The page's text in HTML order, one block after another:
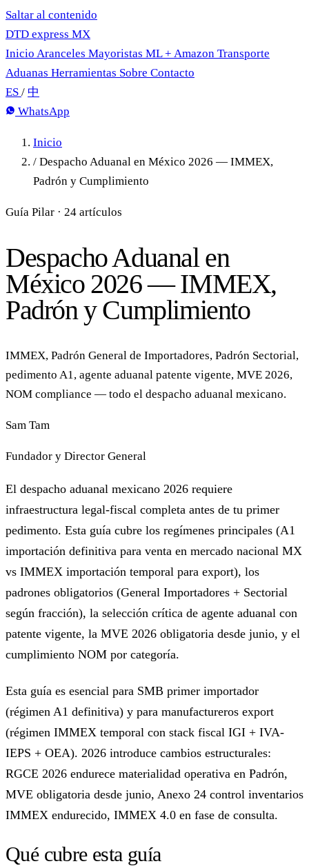
Saltar al contenido
DTD express MX
Inicio Aranceles Mayoristas ML + Amazon Transporte
Aduanas Herramientas Sobre Contacto
ES / 中
WhatsApp
Inicio
/ Despacho Aduanal en México 2026 — IMMEX,
Padrón y Cumplimiento
Guía Pilar · 24 artículos
Despacho Aduanal en
México 2026 — IMMEX,
Padrón y Cumplimiento
IMMEX, Padrón General de Importadores, Padrón Sectorial,
pedimento A1, agente aduanal patente vigente, MVE 2026,
NOM compliance — todo el despacho aduanal mexicano.
Sam Tam
Fundador y Director General
El despacho aduanal mexicano 2026 requiere
infraestructura legal-fiscal completa antes de tu primer
pedimento. Esta guía cubre los regímenes principales (A1
importación definitiva para venta en mercado nacional MX
vs IMMEX importación temporal para export), los
padrones obligatorios (General Importadores + Sectorial
según fracción), la selección crítica de agente aduanal con
patente vigente, la MVE 2026 obligatoria desde junio, y el
cumplimiento NOM por categoría.
Esta guía es esencial para SMB primer importador
(régimen A1 definitiva) y para manufactureros export
(régimen IMMEX temporal con stack fiscal IGI + IVA-
IEPS + OEA). 2026 introduce cambios estructurales:
RGCE 2026 endurece materialidad operativa en Padrón,
MVE obligatoria desde junio, Anexo 24 control inventarios
IMMEX endurecido, IMMEX 4.0 en fase de consulta.
Qué cubre esta guía